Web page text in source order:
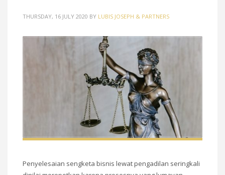
THURSDAY, 16 JULY 2020 BY LUBIS JOSEPH & PARTNERS
Penyelesaian sengketa bisnis lewat pengadilan seringkali